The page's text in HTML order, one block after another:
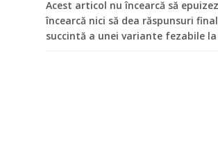
Acest articol nu încearcă să
încearcă nici să dea răspunsuri
succintă a unei variante fezabile